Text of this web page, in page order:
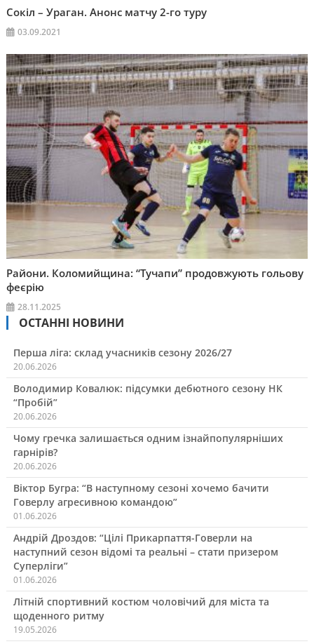
Сокіл – Ураган. Анонс матчу 2-го туру
03.09.2021
Райони. Коломийщина: “Тучапи” продовжують гольову
феєрію
28.11.2025
ОСТАННІ НОВИНИ
Перша ліга: склад учасників сезону 2026/27
20.06.2026
Володимир Ковалюк: підсумки дебютного сезону НК
“Пробій”
20.06.2026
Чому гречка залишається одним ізнайпопулярніших
гарнірів?
20.06.2026
Віктор Бугра: “В наступному сезоні хочемо бачити
Говерлу агресивною командою”
01.06.2026
Андрій Дроздов: “Цілі Прикарпаття-Говерли на
наступний сезон відомі та реальні – стати призером
Суперліги”
01.06.2026
Літній спортивний костюм чоловічий для міста та
щоденного ритму
19.05.2026